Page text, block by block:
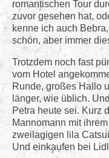
romantischen Tour
zuvor gesehen hat,
kenne ich auch
schön, aber immer
Trotzdem noch fast
vom Hotel
Runde, großes Hallo
länger, wie üblich.
Petra heute sei. Kurz
Mannomann mit
zweilagigen lila
Und einkaufen bei